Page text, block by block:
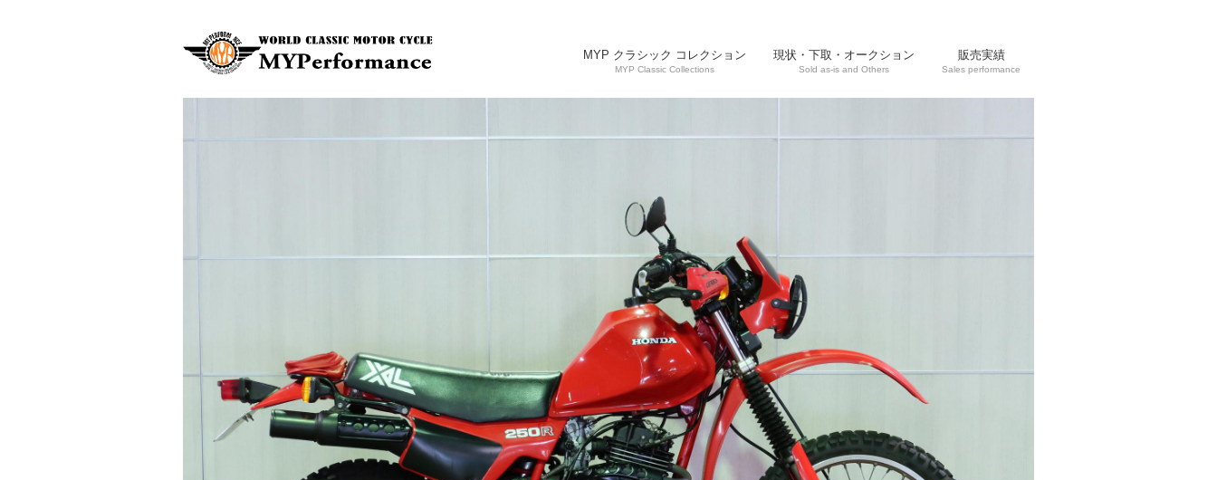
MYP クラシック コレクション
MYP Classic Collections
現状・下取・オークション
Sold as-is and Others
販売実績
Sales performance